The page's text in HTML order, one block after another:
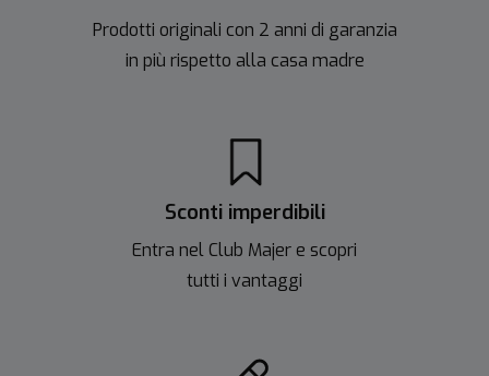
Prodotti originali con 2 anni di garanzia
in più rispetto alla casa madre
Sconti imperdibili
Entra nel Club Majer e scopri
tutti i vantaggi